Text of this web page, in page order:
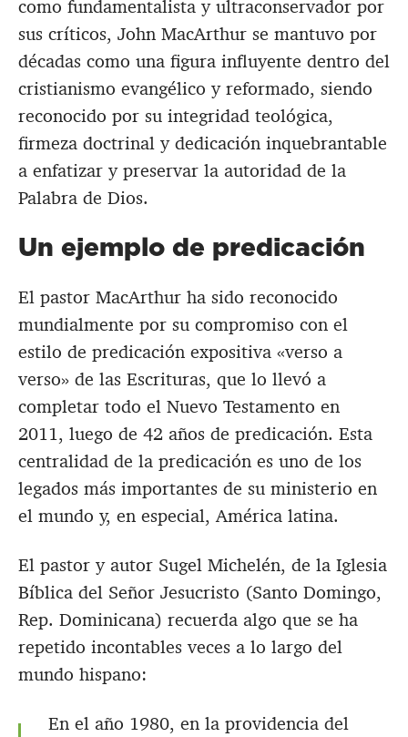
como fundamentalista y ultraconservador por
sus críticos, John MacArthur se mantuvo por
décadas como una figura influyente dentro del
cristianismo evangélico y reformado, siendo
reconocido por su integridad teológica,
firmeza doctrinal y dedicación inquebrantable
a enfatizar y preservar la autoridad de la
Palabra de Dios.
Un ejemplo de predicación
El pastor MacArthur ha sido reconocido
mundialmente por su compromiso con el
estilo de predicación expositiva «verso a
verso» de las Escrituras, que lo llevó a
completar todo el Nuevo Testamento en
2011, luego de 42 años de predicación. Esta
centralidad de la predicación es uno de los
legados más importantes de su ministerio en
el mundo y, en especial, América latina.
El pastor y autor Sugel Michelén, de la Iglesia
Bíblica del Señor Jesucristo (Santo Domingo,
Rep. Dominicana) recuerda algo que se ha
repetido incontables veces a lo largo del
mundo hispano:
En el año 1980, en la providencia del